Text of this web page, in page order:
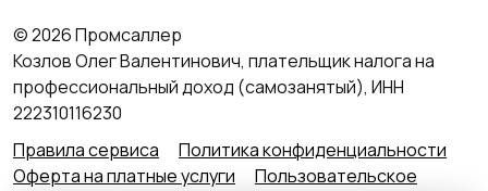
© 2026 Промсаллер
Козлов Олег Валентинович, плательщик налога на
профессиональный доход (самозанятый), ИНН
222310116230
Правила сервиса
Политика конфиденциальности
Оферта на платные услуги
Пользовательское